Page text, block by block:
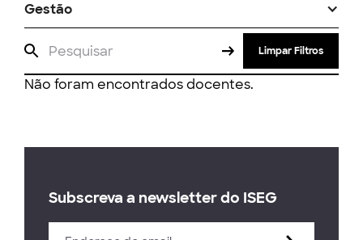
Gestão
Limpar Filtros
Não foram encontrados docentes.
Subscreva a newsletter do ISEG